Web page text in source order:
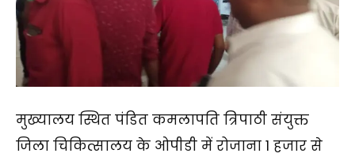
मुख्यालय स्थित पंडित कमलापति त्रिपाठी संयुक्त
जिला चिकित्सालय के ओपीडी में रोजाना 1 हजार से